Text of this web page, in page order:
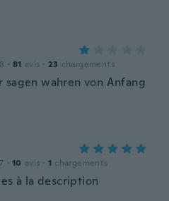
· 81 avis · 23 chargements
sagen wahren von Anfang
· 10 avis · 1 chargements
à la description